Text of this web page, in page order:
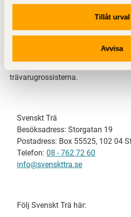
Tillåt urval
Avvisa
Svenskt Trä representerar svensk
och är en del av
svensk limträ-, KL-trä- och
trävarugrossisterna.
Svenskt Trä
Besöksadress: Storgatan 19
Postadress: Box 55525, 102 04
Telefon: 08 - 762 72 60
info@svenskttra.se
Följ Svenskt Trä här: